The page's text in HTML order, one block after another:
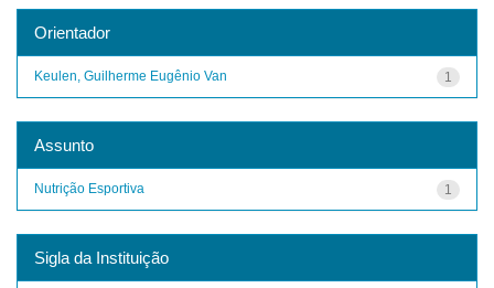
Orientador
1
Keulen, Guilherme Eugênio Van
Assunto
1
Nutrição Esportiva
Sigla da Instituição